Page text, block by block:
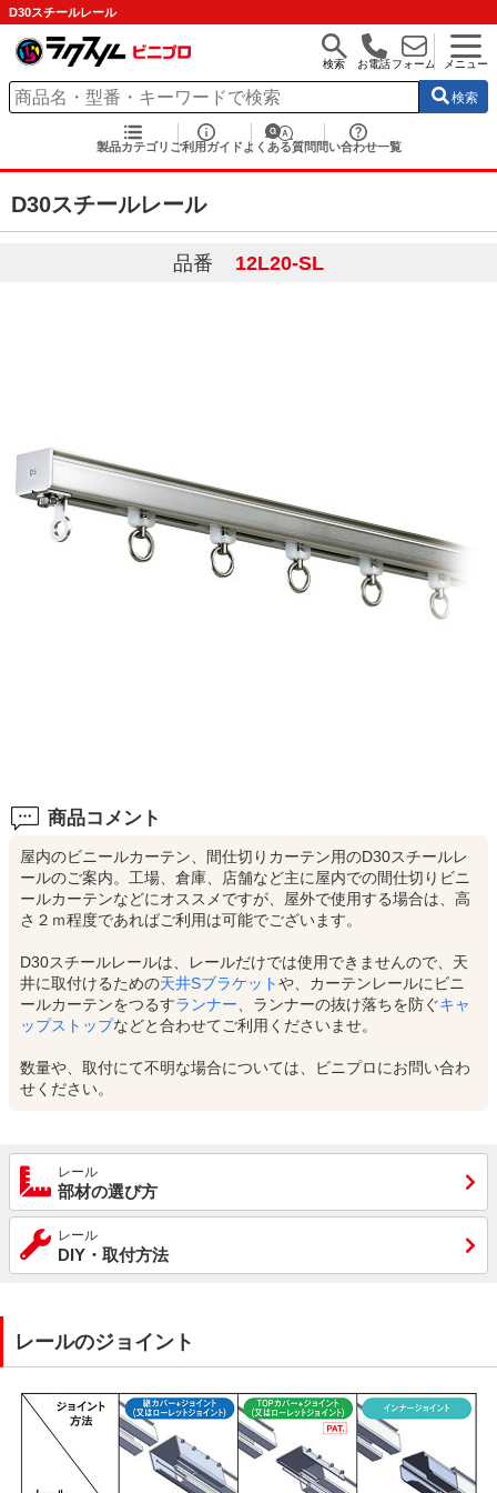
D30スチールレール
検索 お電話フォーム メニュー
検索
製品カテゴリ ご利用ガイド よくある質問 問い合わせ一覧
D30スチールレール
品番 12L20-SL
商品コメント
屋内のビニールカーテン、間仕切りカーテン用のD30スチールレ
ールのご案内。工場、倉庫、店舗など主に屋内での間仕切りビニ
ールカーテンなどにオススメですが、屋外で使用する場合は、高
さ２ｍ程度であればご利用は可能でございます。
D30スチールレールは、レールだけでは使用できませんので、天
井に取付けるための天井Sブラケットや、カーテンレールにビニ
ールカーテンをつるすランナー 、ランナーの抜け落ちを防ぐキャ
ップストップなどと合わせてご利用くださいませ。
数量や、取付にて不明な場合については、ビニプロにお問い合わ
せください。
レール
部材の選び方
レール
DIY・取付方法
レールのジョイント